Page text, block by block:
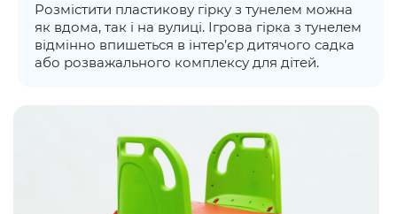
Розмістити пластикову гірку з тунелем можна
як вдома, так і на вулиці. Ігрова гірка з тунелем
відмінно впишеться в інтер’єр дитячого садка
або розважального комплексу для дітей.